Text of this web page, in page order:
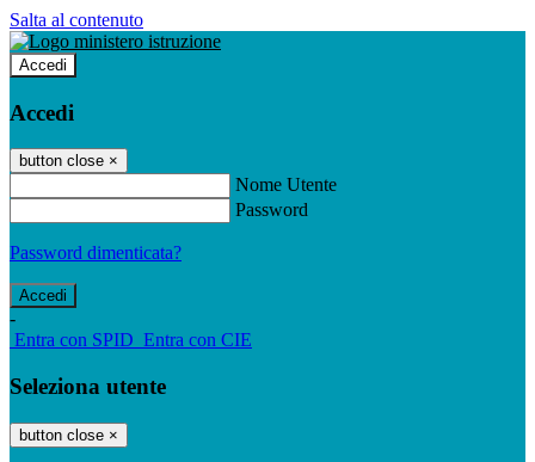
Salta al contenuto
Accedi
Accedi
button close ×
Nome Utente
Password
Password dimenticata?
-
Entra con SPID Entra con CIE
Seleziona utente
button close ×